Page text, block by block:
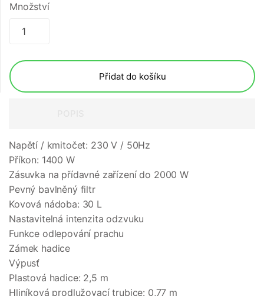
Množství
Přidat do košíku
Napětí / kmitočet: 230 V / 50Hz
Příkon: 1400 W
Zásuvka na přídavné zařízení do 2000 W
Pevný bavlněný filtr
Kovová nádoba: 30 L
Nastavitelná intenzita odzvuku
Funkce odlepování prachu
Zámek hadice
Výpusť
Plastová hadice: 2,5 m
Hliníková prodlužovací trubice: 0,77 m